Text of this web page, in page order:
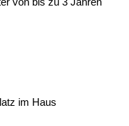
im Haus